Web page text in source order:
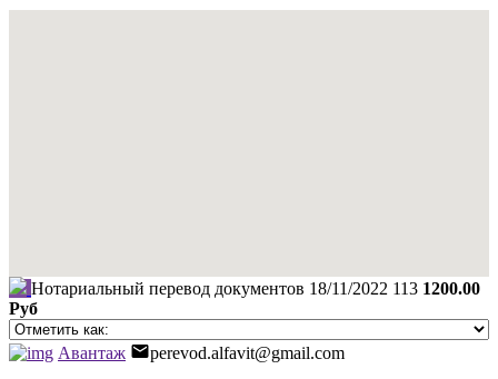
Нотариальный перевод документов 18/11/2022 113 1200.00
Руб
Авантаж
perevod.alfavit@gmail.com